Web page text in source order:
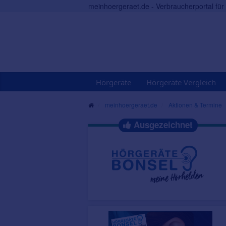
meinhoergeraet.de - Verbraucherportal
Hörgeräte Hörgeräte Vergleich
meinhoergeraet.de Aktionen & Termine
Ausgezeichnet